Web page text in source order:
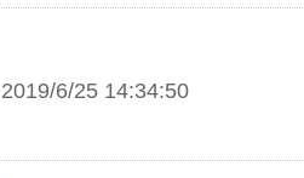
2019/6/25 14:34:50